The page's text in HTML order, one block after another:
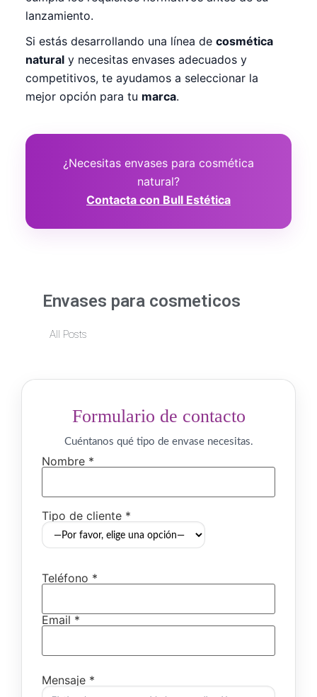
lanzamiento.
Si estás desarrollando una línea de cosmética
natural y necesitas envases adecuados y
competitivos, te ayudamos a seleccionar la
mejor opción para tu marca.
¿Necesitas envases para cosmética
natural?
Contacta con Bull Estética
Envases para cosmeticos
All Posts
Formulario de contacto
Cuéntanos qué tipo de envase necesitas.
Nombre *
Tipo de cliente *
Teléfono *
Email *
Mensaje *